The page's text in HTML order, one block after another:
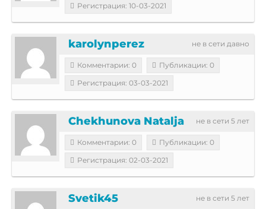
Регистрация: 10-03-2021
не в сети давно
karolynperez
Комментарии: 0
Публикации: 0
Регистрация: 03-03-2021
не в сети 5 лет
Chekhunova Natalja
Комментарии: 0
Публикации: 0
Регистрация: 02-03-2021
не в сети 5 лет
Svetik45